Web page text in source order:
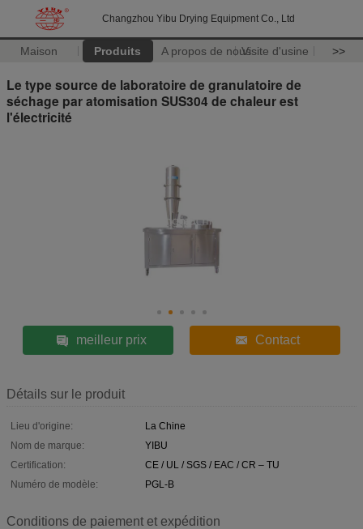
Changzhou Yibu Drying Equipment Co., Ltd
Maison Produits A propos de nousVisite d'usine >>
Le type source de laboratoire de granulatoire de
séchage par atomisation SUS304 de chaleur est
l'électricité
meilleur prix Contact
Détails sur le produit
Lieu d'origine:
La Chine
Nom de marque:
YIBU
Certification:
CE / UL / SGS / EAC / CR – TU
Numéro de modèle:
PGL-B
Conditions de paiement et expédition